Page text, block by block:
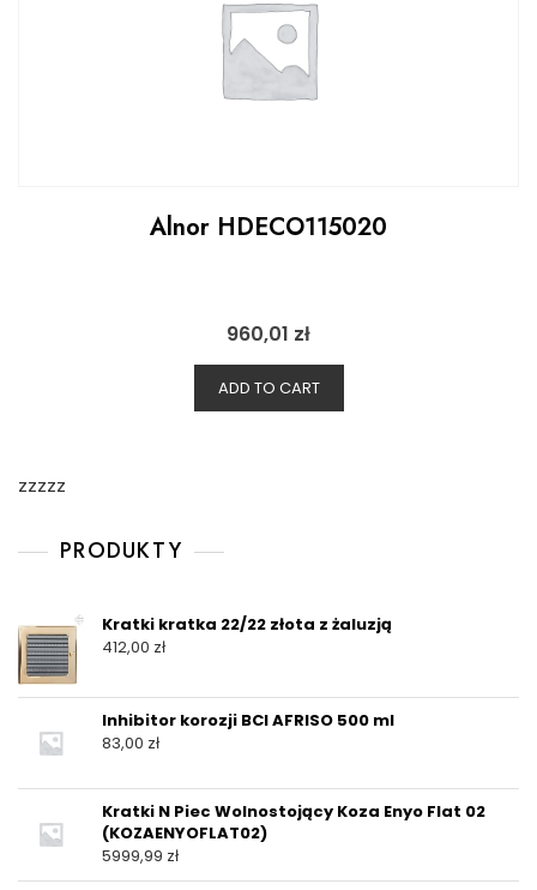
Alnor HDECO115020
960,01 zł
ADD TO CART
zzzzz
PRODUKTY
Kratki kratka 22/22 złota z żaluzją
412,00 zł
Inhibitor korozji BCI AFRISO 500 ml
83,00 zł
Kratki N Piec Wolnostojący Koza Enyo Flat 02
(KOZAENYOFLAT02)
5999,99 zł